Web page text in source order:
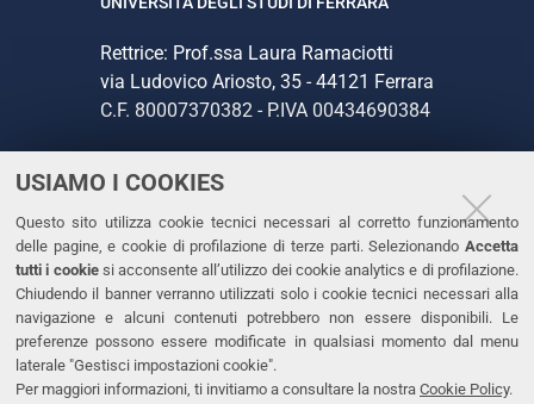
USIAMO I COOKIES
Questo sito utilizza cookie tecnici necessari al corretto funzionamento
delle pagine, e cookie di profilazione di terze parti. Selezionando Accetta
tutti i cookiesi acconsente all’utilizzo dei cookie analytics e di profilazione.
Chiudendo il banner verranno utilizzati solo i cookie tecnici necessari alla
navigazione e alcuni contenuti potrebbero non essere disponibili. Le
preferenze possono essere modificate in qualsiasi momento dal menu
laterale "Gestisci impostazioni cookie".
Per maggiori informazioni, ti invitiamo a consultare la nostra Cookie Policy.
Rettrice: Prof.ssa Laura Ramaciotti
via Ludovico Ariosto, 35 - 44121 Ferrara
C.F. 80007370382 - P.IVA 00434690384
CONTATTI
Tel. +39 0532 293111
Fax. +39 0532 293031
PEC
LINKS